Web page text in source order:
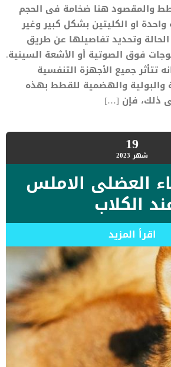
والمقصود هنا ضخامة فى الحجم
او الكليتين بشكل كبير وغير
وتحديد تفاصيلها عن طريق
فوق الصوتية أو الأشعة السينية.
تتأثر جميع الأجهزة التنفسية
والبولية والهضمية للقطط بهذه
ذلك، فإن […]
19شهر 2023
العضلى الاملس
الكلاب
اقرأ المزيد